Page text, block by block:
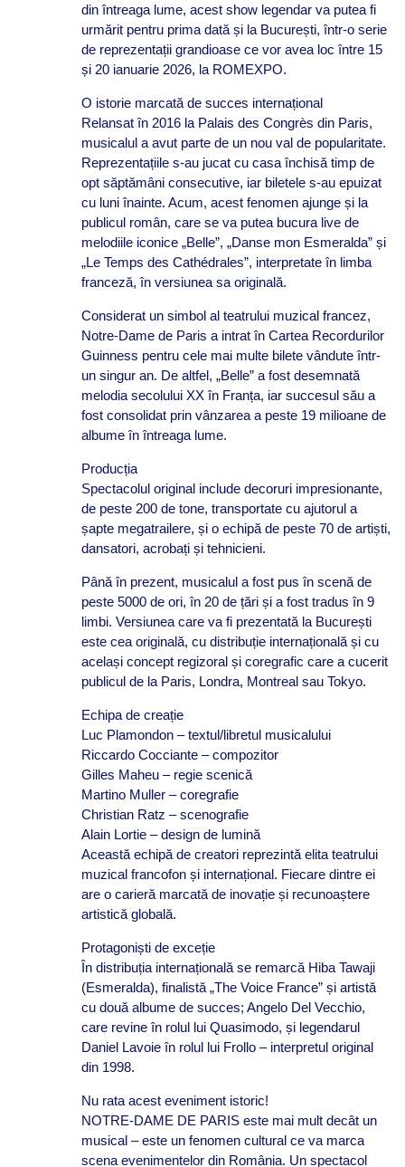
din întreaga lume, acest show legendar va putea fi
urmărit pentru prima dată și la București, într-o serie
de reprezentații grandioase ce vor avea loc între 15
și 20 ianuarie 2026, la ROMEXPO.
O istorie marcată de succes internațional
Relansat în 2016 la Palais des Congrès din Paris,
musicalul a avut parte de un nou val de popularitate.
Reprezentațiile s-au jucat cu casa închisă timp de
opt săptămâni consecutive, iar biletele s-au epuizat
cu luni înainte. Acum, acest fenomen ajunge și la
publicul român, care se va putea bucura live de
melodiile iconice „Belle”, „Danse mon Esmeralda” și
„Le Temps des Cathédrales”, interpretate în limba
franceză, în versiunea sa originală.
Considerat un simbol al teatrului muzical francez,
Notre-Dame de Paris a intrat în Cartea Recordurilor
Guinness pentru cele mai multe bilete vândute într-
un singur an. De altfel, „Belle” a fost desemnată
melodia secolului XX în Franța, iar succesul său a
fost consolidat prin vânzarea a peste 19 milioane de
albume în întreaga lume.
Producția
Spectacolul original include decoruri impresionante,
de peste 200 de tone, transportate cu ajutorul a
șapte megatrailere, și o echipă de peste 70 de artiști,
dansatori, acrobați și tehnicieni.
Până în prezent, musicalul a fost pus în scenă de
peste 5000 de ori, în 20 de țări și a fost tradus în 9
limbi. Versiunea care va fi prezentată la București
este cea originală, cu distribuție internațională și cu
același concept regizoral și coregrafic care a cucerit
publicul de la Paris, Londra, Montreal sau Tokyo.
Echipa de creație
Luc Plamondon – textul/libretul musicalului
Riccardo Cocciante – compozitor
Gilles Maheu – regie scenică
Martino Muller – coregrafie
Christian Ratz – scenografie
Alain Lortie – design de lumină
Această echipă de creatori reprezintă elita teatrului
muzical francofon și internațional. Fiecare dintre ei
are o carieră marcată de inovație și recunoaștere
artistică globală.
Protagoniști de exceție
În distribuția internațională se remarcă Hiba Tawaji
(Esmeralda), finalistă „The Voice France” și artistă
cu două albume de succes; Angelo Del Vecchio,
care revine în rolul lui Quasimodo, și legendarul
Daniel Lavoie în rolul lui Frollo – interpretul original
din 1998.
Nu rata acest eveniment istoric!
NOTRE-DAME DE PARIS este mai mult decât un
musical – este un fenomen cultural ce va marca
scena evenimentelor din România. Un spectacol